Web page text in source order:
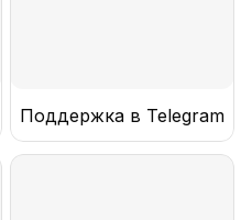
Поддержка в Telegram